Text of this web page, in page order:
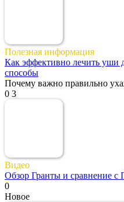
Полезная информация
Как эффективно лечить уши
способы
Почему важно правильно
0 3
Видео
Обзор Гранты и сравнение с
0
Новое